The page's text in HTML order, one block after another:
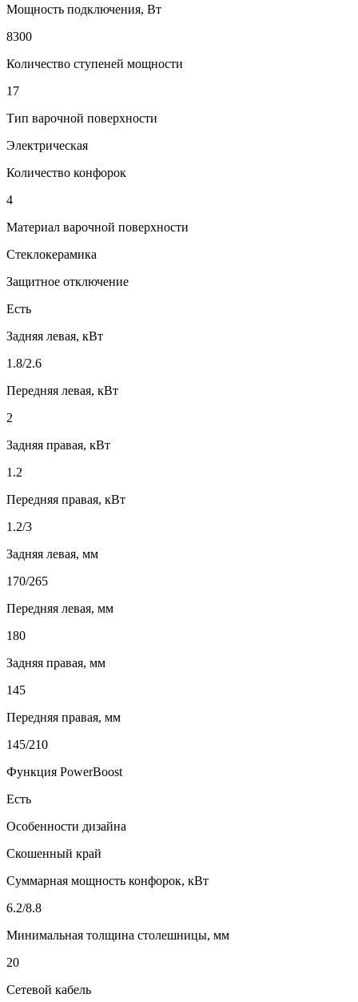
Мощность подключения, Вт
8300
Количество ступеней мощности
17
Тип варочной поверхности
Электрическая
Количество конфорок
4
Материал варочной поверхности
Стеклокерамика
Защитное отключение
Есть
Задняя левая, кВт
1.8/2.6
Передняя левая, кВт
2
Задняя правая, кВт
1.2
Передняя правая, кВт
1.2/3
Задняя левая, мм
170/265
Передняя левая, мм
180
Задняя правая, мм
145
Передняя правая, мм
145/210
Функция PowerBoost
Есть
Особенности дизайна
Скошенный край
Суммарная мощность конфорок, кВт
6.2/8.8
Минимальная толщина столешницы, мм
20
Сетевой кабель